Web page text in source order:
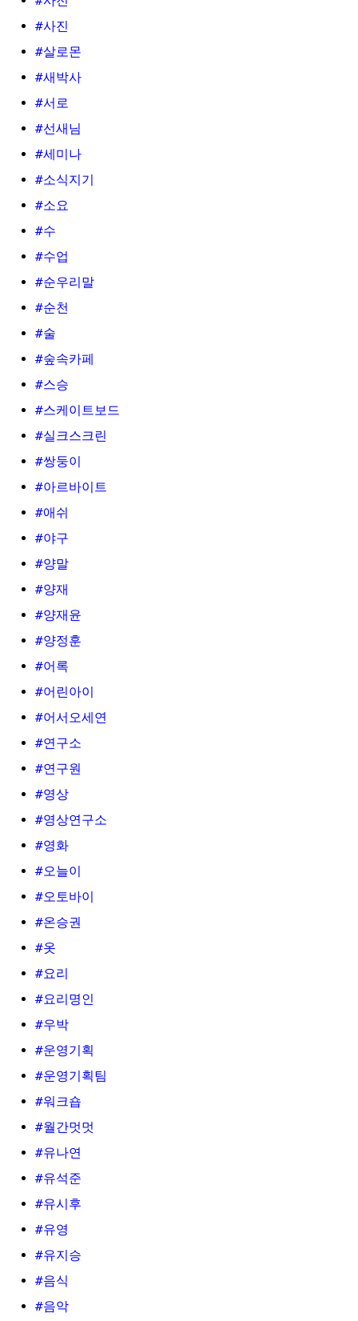
#사진
#살로몬
#새박사
#서로
#선새님
#세미나
#소식지기
#소요
#수
#수업
#순우리말
#순천
#술
#숲속카페
#스승
#스케이트보드
#실크스크린
#쌍둥이
#아르바이트
#애쉬
#야구
#양말
#양재
#양재윤
#양정훈
#어록
#어린아이
#어서오세연
#연구소
#연구원
#영상
#영상연구소
#영화
#오늘이
#오토바이
#온승권
#옷
#요리
#요리명인
#우박
#운영기획
#운영기획팀
#워크숍
#월간멋멋
#유나연
#유석준
#유시후
#유영
#유지승
#음식
#음악